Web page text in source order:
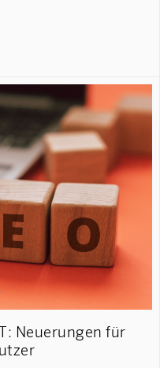
Neuerungen für